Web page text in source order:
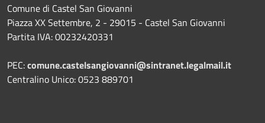
Comune di Castel San Giovanni
Piazza XX Settembre, 2 - 29015 - Castel San Giovanni
Partita IVA: 00232420331
PEC:comune.castelsangiovanni@sintranet.legalmail.it
Centralino Unico: 0523 889701